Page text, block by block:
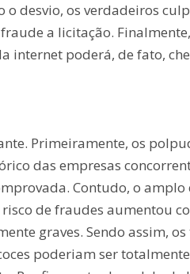
desvio, os verdadeiros
a licitação.
internet poderá, de fato,
Primeiramente, os
das empresas
Contudo, o
de fraudes aumentou
graves. Sendo assim,
poderiam ser